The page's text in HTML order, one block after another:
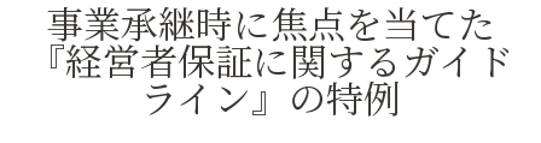
事業承継時に焦点を当てた
『経営者保証に関するガイド
ライン』の特例